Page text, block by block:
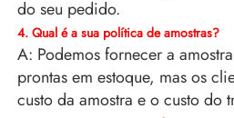
do seu pedido.
4. Qual é a sua política de amostras?
A: Podemos fornecer a
prontas em estoque, mas os
custo da amostra e o custo do